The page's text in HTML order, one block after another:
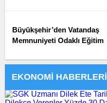
Büyükşehir’den Vatandaş
Memnuniyeti Odaklı Eğitim
EKONOMİ HABERLERİ